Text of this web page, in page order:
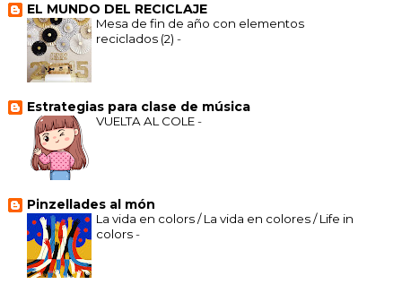
EL MUNDO DEL RECICLAJE
Mesa de fin de año con elementos
reciclados (2) -
Estrategias para clase de música
VUELTA AL COLE-
Pinzellades al món
La vida en colors / La vida en colores / Life in
colors-